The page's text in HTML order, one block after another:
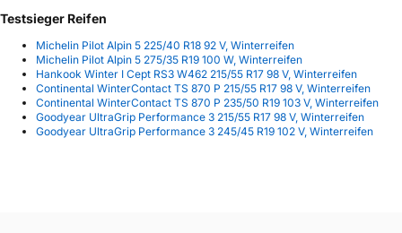
Testsieger Reifen
Michelin Pilot Alpin 5 225/40 R18 92 V, Winterreifen
Michelin Pilot Alpin 5 275/35 R19 100 W, Winterreifen
Hankook Winter I Cept RS3 W462 215/55 R17 98 V, Winterreifen
Continental WinterContact TS 870 P 215/55 R17 98 V, Winterreifen
Continental WinterContact TS 870 P 235/50 R19 103 V, Winterreifen
Goodyear UltraGrip Performance 3 215/55 R17 98 V, Winterreifen
Goodyear UltraGrip Performance 3 245/45 R19 102 V, Winterreifen